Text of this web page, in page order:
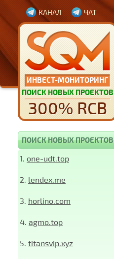
ИНВЕСТ-МОНИТОРИНГ
ПОИСК НОВЫХ ПРОЕКТОВ
300% RCB
КАНАЛ ЧАТ
ПОИСК НОВЫХ ПРОЕКТОВ
1. one-udt.top
2. lendex.me
3. horlino.com
4. agmo.top
5. titansvip.xyz